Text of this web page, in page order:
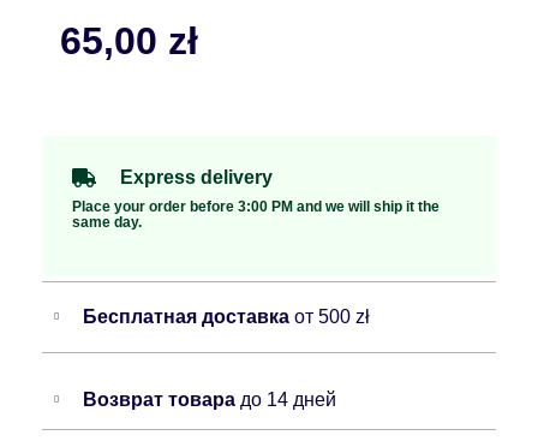
65,00 zł
Express delivery
Place your order before 3:00 PM and we will ship it the
same day.
Бесплатная доставка от 500 zł
Возврат товара до 14 дней